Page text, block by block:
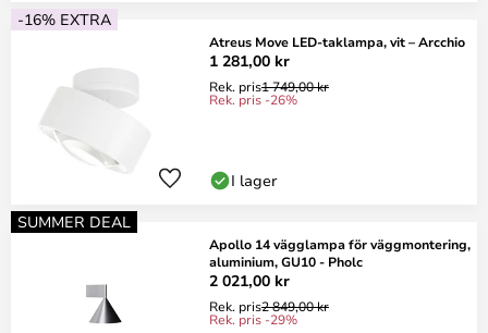
-16% EXTRA
Atreus Move LED-taklampa, vit – Arcchio
1 281,00 kr
Rek. pris1 749,00 kr
Rek. pris -26%
I lager
SUMMER DEAL
Apollo 14 vägglampa för väggmontering,
aluminium, GU10 - Pholc
2 021,00 kr
Rek. pris2 849,00 kr
Rek. pris -29%